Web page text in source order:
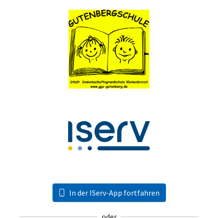
In der IServ-App fortfahren